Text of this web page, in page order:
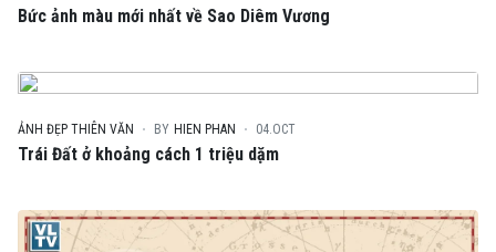
Bức ảnh màu mới nhất về Sao Diêm Vương
ẢNH ĐẸP THIÊN VĂN BY HIEN PHAN 04.OCT
Trái Đất ở khoảng cách 1 triệu dặm